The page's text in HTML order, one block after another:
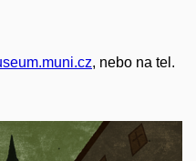
, nebo na tel.